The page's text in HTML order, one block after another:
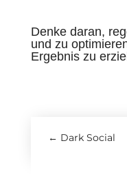
Denke daran,
und zu
Ergebnis zu
← Dark Social